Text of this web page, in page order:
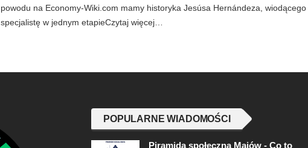
powodu na Economy-Wiki.com mamy historyka Jesúsa Hernándeza, wiodącego
specjalistę w jednym etapieCzytaj więcej…
POPULARNE WIADOMOŚCI
Piramida społeczna Majów - Co to